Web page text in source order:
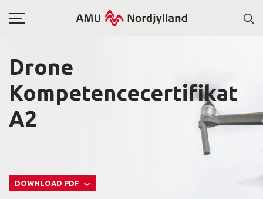
Toggle
Drone
Kompetencecertifikat
A2
DOWNLOAD PDF